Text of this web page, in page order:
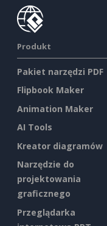
Produkt
Pakiet narzędzi PDF
Flipbook Maker
Animation Maker
AI Tools
Kreator diagramów
Narzędzie do
projektowania
graficznego
Przeglądarka